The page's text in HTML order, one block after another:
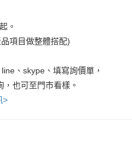
。
項目做整體搭配)
、skype、填寫詢價單，
，也可至門市看樣。
>